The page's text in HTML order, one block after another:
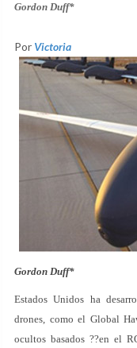
Gordon Duff*
Por Victoria
Gordon Duff*
Estados Unidos ha
drones, como el Global
ocultos basados ??en el